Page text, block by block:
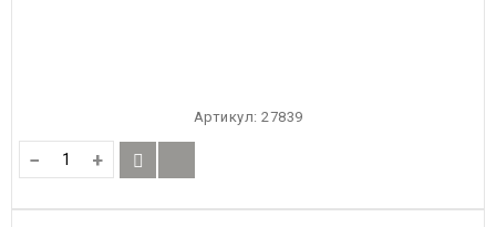
Артикул: 27839
− +